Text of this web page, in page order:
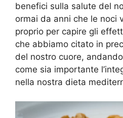
benefici sulla salute del
ormai da anni che le noci
proprio per capire gli
che abbiamo citato in
del nostro cuore,
come sia importante
nella nostra dieta